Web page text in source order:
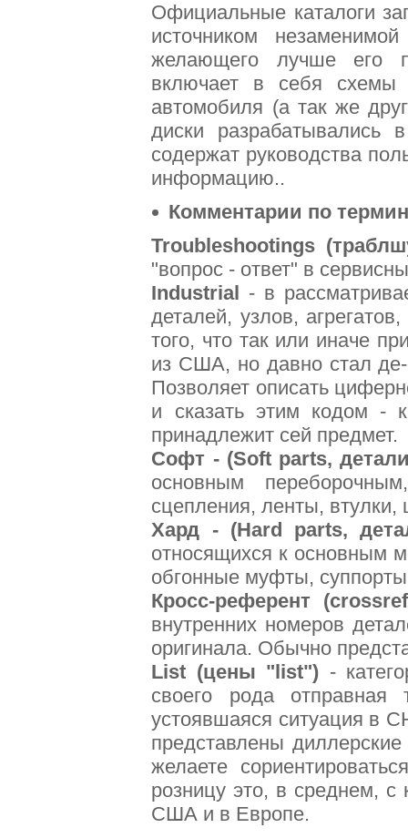
Официальные каталоги
источником
желающего лучше его
включает в себя схемы
автомобиля (а так же
диски разрабатывались
содержат руководства
информацию..
Комментарии по
Troubleshootings
"вопрос - ответ" в
Industrial - в
деталей, узлов,
того, что так или иначе
из США, но давно стал де-
Позволяет описать
и сказать этим кодом -
принадлежит сей предмет.
Софт - (Soft parts,
основным
сцепления, ленты,
Хард - (Hard parts,
относящихся к основным
обгонные муфты,
Кросс-референт
внутренних номеров
оригинала. Обычно
List (цены "list") -
своего рода отправная
устоявшаяся ситуация в
представлены
желаете
розницу это, в среднем,
США и в Европе.